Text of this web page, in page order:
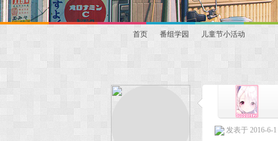
梦 »
首页
›
番组学园
›
儿童节小活动
发表于 2016-6-1